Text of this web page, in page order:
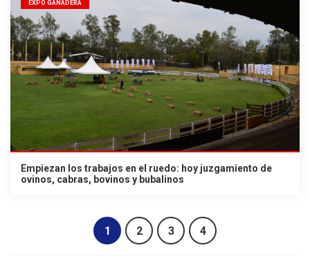
EXPO GANADERA
Empiezan los trabajos en el ruedo: hoy juzgamiento de
ovinos, cabras, bovinos y bubalinos
1 2 3 4